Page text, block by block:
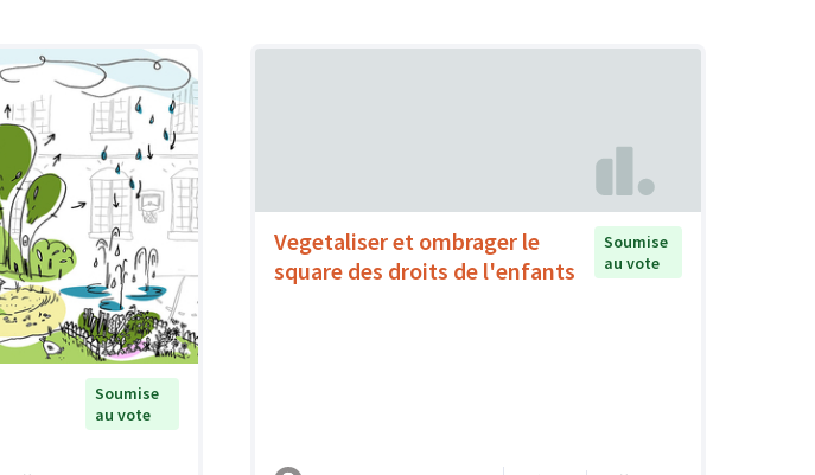
Soumise
au vote
Vegetaliser et ombrager le
square des droits de l'enfants
Soumise
au vote